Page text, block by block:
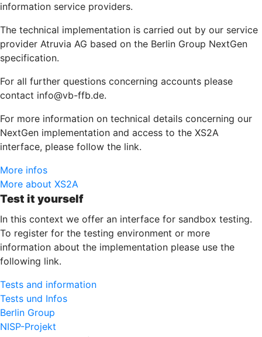
information service providers.
The technical implementation is carried out by our service
provider Atruvia AG based on the Berlin Group NextGen
specification.
For all further questions concerning accounts please
contact info@vb-ffb.de.
For more information on technical details concerning our
NextGen implementation and access to the XS2A
interface, please follow the link.
More infos
More about XS2A
Test it yourself
In this context we offer an interface for sandbox testing.
To register for the testing environment or more
information about the implementation please use the
following link.
Tests and information
Tests und Infos
Berlin Group
NISP-Projekt